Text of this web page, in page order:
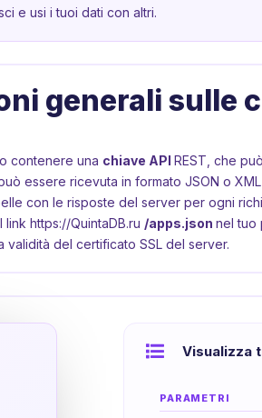
e usi i tuoi dati con altri.
generali sulle
contenere una chiave API REST, che
essere ricevuta in formato JSON o XML
con le risposte del server per ogni
https://QuintaDB.ru /apps.json nel tuo
validità del certificato SSL del server.
Visualizza
PARAMETRI